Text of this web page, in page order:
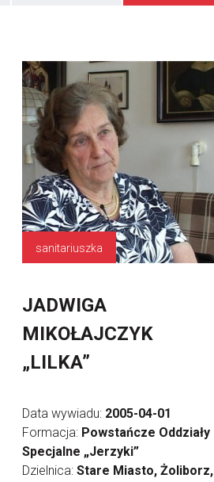
sanitariuszka
JADWIGA
MIKOŁAJCZYK
„LILKA”
Data wywiadu: 2005-04-01
Formacja: Powstańcze Oddziały
Specjalne „Jerzyki”
Dzielnica: Stare Miasto, Żoliborz,